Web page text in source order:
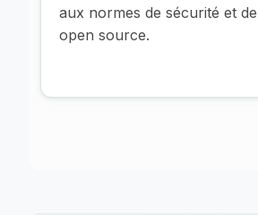
aux normes de sécurité et
open source.